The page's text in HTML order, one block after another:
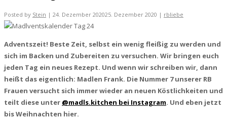
Posted by Stein | 24. Dezember 202025. Dezember 2020 | rbliebe
Adventszeit! Beste Zeit, selbst ein wenig fleißig zu werden und
sich im Backen und Zubereiten zu versuchen. Wir bringen euch
jeden Tag ein neues Rezept. Und wenn wir schreiben wir, dann
heißt das eigentlich: Madlen Frank. Die Nummer 7 unserer RB
Frauen versucht sich immer wieder an neuen Köstlichkeiten und
teilt diese unter @madls.kitchen bei Instagram. Und eben jetzt
bis Weihnachten hier.